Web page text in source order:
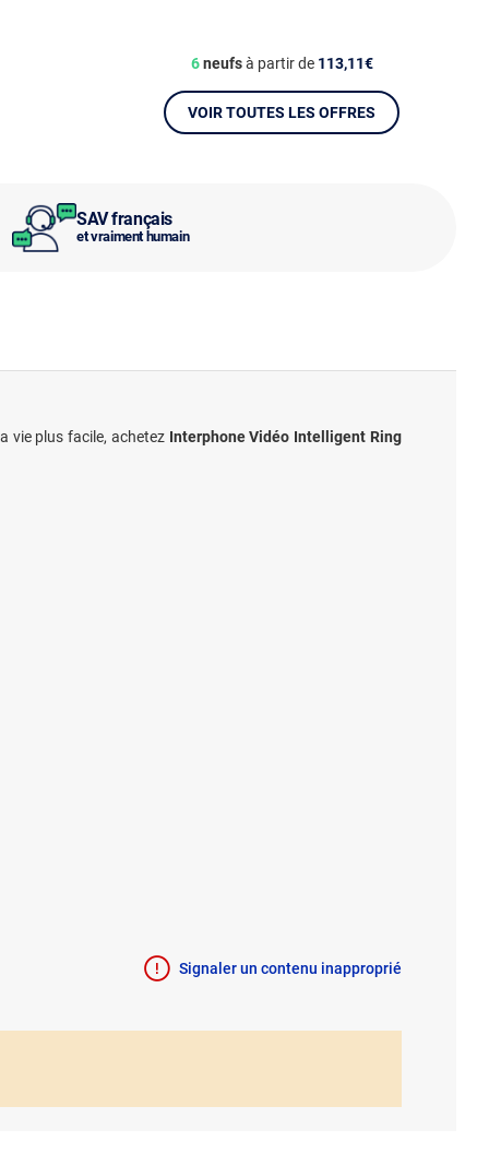
SAV français
et vraiment humain
6neufsà partir de 113,11€
VOIR TOUTES LES OFFRES
vie plus facile, achetez Interphone Vidéo Intelligent Ring
Signaler un contenu inapproprié